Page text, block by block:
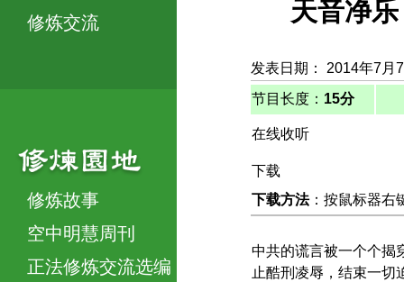
修炼交流
修炼故事
空中明慧周刊
正法修炼交流选编
天音净
发表日期： 2014年7月
节目长度： 15分
在线收听
下载
下载方法：按鼠标器右
中共的谎言被一个个揭
止酷刑凌辱，结束一切